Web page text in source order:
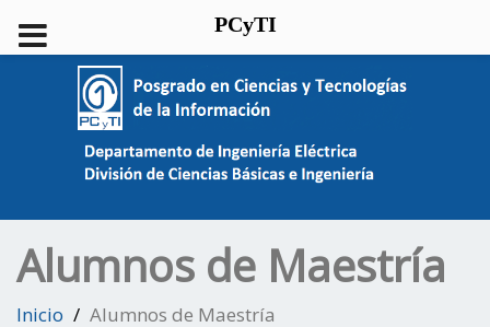
Alumnos de Maestría
Inicio Alumnos de Maestría
PCyTI